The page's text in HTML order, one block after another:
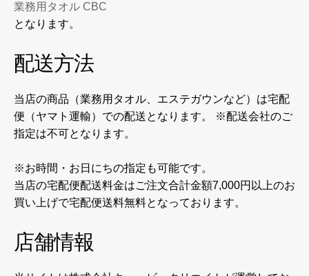
業務用タオル CBC
となります。
配送方法
当店の商品（業務用タオル、エステガウンなど）は宅配
便（ヤマト運輸）での配送となります。 ※配送会社のご
指定は不可となります。
※お時間・お日にちの指定も可能です。
当店の宅配便配送料金はご注文合計金額7,000円以上のお
買い上げで宅配便送料無料となっております。
店舗情報